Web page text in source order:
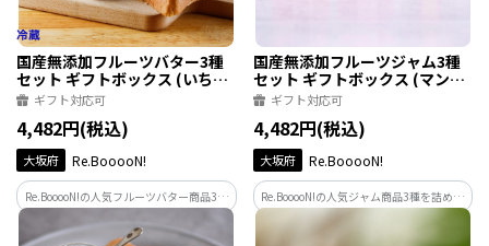
国産無添加フルーツバター3種
セット ギフトボックス (いち
ご・レモン・みかん)
ギフト対応可
4,482円(税込)
大坂府 Re.BooooN!
Re.BooooN!の人気フルーツバター商品3種
る人やお友達などのプレゼントにもおす
国産無添加フルーツジャム3種
セット ギフトボックス (マンゴ
ー・ピーチ・パッションフルー
ギフト対応可
4,482円(税込)
大坂府 Re.BooooN!
Re.BooooN!の人気ジャム商品3種を詰め合
わせました。お世話になっている人やお
友達などのプレゼントにもおすすめです。